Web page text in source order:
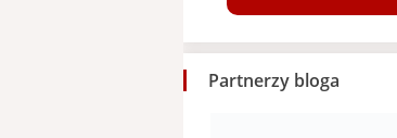
Partnerzy bloga